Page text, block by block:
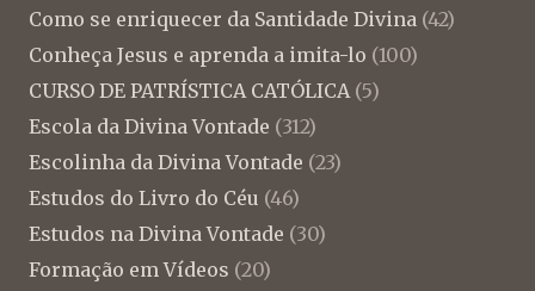
Como se enriquecer da Santidade Divina (42)
Conheça Jesus e aprenda a imita-lo (100)
CURSO DE PATRÍSTICA CATÓLICA (5)
Escola da Divina Vontade (312)
Escolinha da Divina Vontade (23)
Estudos do Livro do Céu (46)
Estudos na Divina Vontade (30)
Formação em Vídeos (20)